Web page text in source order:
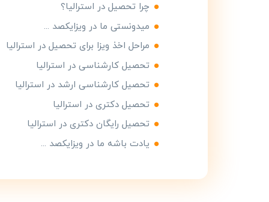
چرا تحصیل در استرالیا؟
میدونستی ما در ویزایکصد ...
مراحل اخذ ویزا برای تحصیل در استرالیا
تحصیل کارشناسی در استرالیا
تحصیل کارشناسی ارشد در استرالیا
تحصیل دکتری در استرالیا
تحصیل رایگان دکتری در استرالیا
یادت باشه ما در ویزایکصد ...